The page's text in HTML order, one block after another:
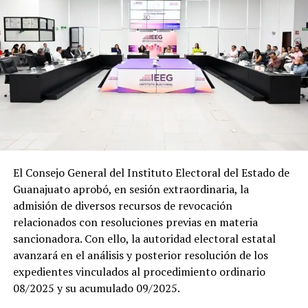
De acuerdo con el Enlace de Protección Civil del Campus
Guanajuato, el ingeniero Raúl Morales Aguilar, estas
acciones forman parte del Programa Interno de
Protección Civil y buscan fortalecer la cultura de la
prevención y la capacidad de respuesta de la comunidad
universitaria. Con este tipo de ejercicios, la Universidad
de Guanajuato reafirma su compromiso de proteger la
vida e integridad de estudiantes, docentes, personal
administrativo y visitantes, además de cumplir con la
normatividad vigente en materia de seguridad y
prevención de riesgos.
El Consejo General del Instituto Electoral del Estado de
Guanajuato aprobó, en sesión extraordinaria, la
admisión de diversos recursos de revocación
relacionados con resoluciones previas en materia
sancionadora. Con ello, la autoridad electoral estatal
avanzará en el análisis y posterior resolución de los
expedientes vinculados al procedimiento ordinario
08/2025 y su acumulado 09/2025.